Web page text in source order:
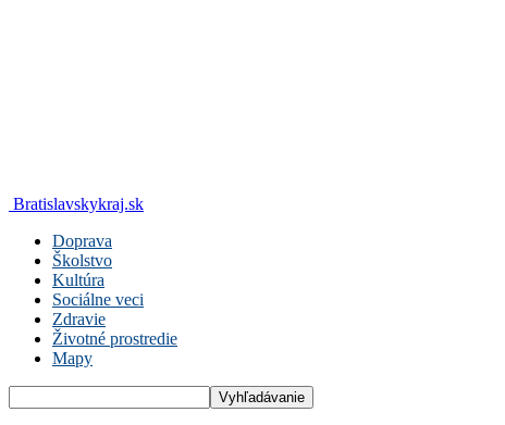
Bratislavskykraj.sk
Doprava
Školstvo
Kultúra
Sociálne veci
Zdravie
Životné prostredie
Mapy